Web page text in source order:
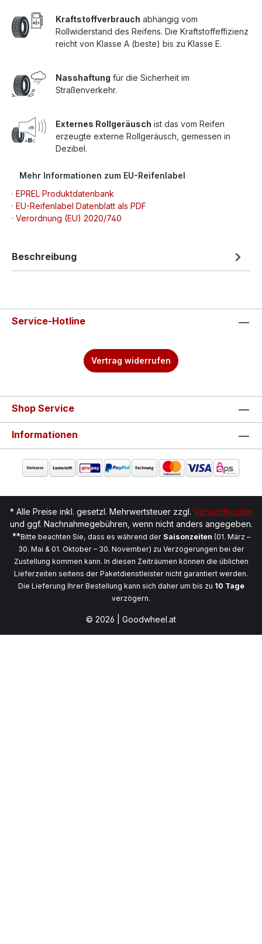
Kraftstoffverbrauch abhängig vom
Rollwiderstand des Reifens. Die Kraftstoffeffizienz
reicht von Klasse A (beste) bis zu Klasse E.
Nasshaftung für die Sicherheit im
Straßenverkehr.
Externes Rollgeräusch ist das vom Reifen
erzeugte externe Rollgeräusch, gemessen in
Dezibel.
Mehr Informationen zum EU-Reifenlabel
· EPREL Produktdatenbank
· EU-Reifenlabel Datenblatt als PDF
· Verordnung (EU) 2020/740
Beschreibung
Service-Hotline
Vertrag widerrufen
Shop Service
Informationen
* Alle Preise inkl. gesetzl. Mehrwertsteuer zzgl. Versandkosten
und ggf. Nachnahmegebühren, wenn nicht anders angegeben.
**Bitte beachten Sie, dass es während der Saisonzeiten (01. März –
30. Mai & 01. Oktober – 30. November) zu Verzögerungen bei der
Zustellung kommen kann. In diesen Zeiträumen können die üblichen
Lieferzeiten seitens der Paketdienstleister nicht garantiert werden.
Die Lieferung Ihrer Bestellung kann sich daher um bis zu 10 Tage
verzögern.
© 2026 | Goodwheel.at